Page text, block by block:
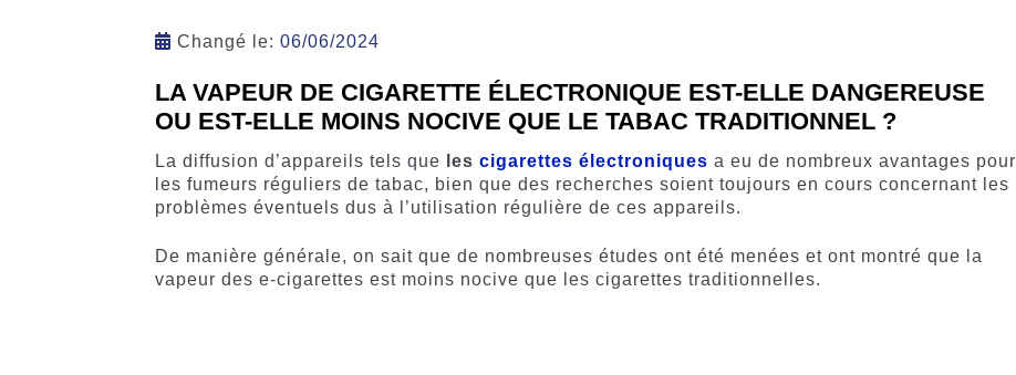
Changé le: 06/06/2024
LA VAPEUR DE CIGARETTE ÉLECTRONIQUE EST-ELLE DANGEREUSE
OU EST-ELLE MOINS NOCIVE QUE LE TABAC TRADITIONNEL ?
La diffusion d’appareils tels que lescigarettes électroniques a eu de nombreux avantages pour
les fumeurs réguliers de tabac, bien que des recherches soient toujours en cours concernant les
problèmes éventuels dus à l’utilisation régulière de ces appareils.
De manière générale, on sait que de nombreuses études ont été menées et ont montré que la
vapeur des e-cigarettes est moins nocive que les cigarettes traditionnelles.